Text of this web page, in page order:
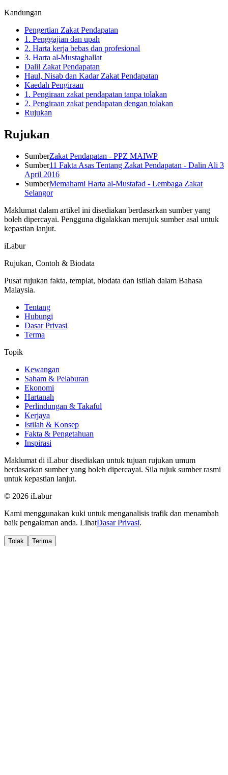
Kandungan
Pengertian Zakat Pendapatan
1. Penggajian dan upah
2. Harta kerja bebas dan profesional
3. Harta al-Mustaghallat
Dalil Zakat Pendapatan
Haul, Nisab dan Kadar Zakat Pendapatan
Kaedah Pengiraan
1. Pengiraan zakat pendapatan tanpa tolakan
2. Pengiraan zakat pendapatan dengan tolakan
Rujukan
Rujukan
SumberZakat Pendapatan - PPZ MAIWP
Sumber11 Fakta Asas Tentang Zakat Pendapatan - Dalin Ali 3
April 2016
SumberMemahami Harta al-Mustafad - Lembaga Zakat
Selangor
Maklumat dalam artikel ini disediakan berdasarkan sumber yang
boleh dipercayai. Pengguna digalakkan merujuk sumber asal untuk
kepastian lanjut.
iLabur
Rujukan, Contoh & Biodata
Pusat rujukan fakta, templat, biodata dan istilah dalam Bahasa
Malaysia.
Tentang
Hubungi
Dasar Privasi
Terma
Topik
Kewangan
Saham & Pelaburan
Ekonomi
Hartanah
Perlindungan & Takaful
Kerjaya
Istilah & Konsep
Fakta & Pengetahuan
Inspirasi
Maklumat di iLabur disediakan untuk tujuan rujukan umum
berdasarkan sumber yang boleh dipercayai. Sila rujuk sumber rasmi
untuk kepastian lanjut.
© 2026 iLabur
Kami menggunakan kuki untuk menganalisis trafik dan menambah
baik pengalaman anda. LihatDasar Privasi.
Tolak Terima